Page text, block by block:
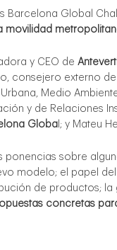
Global
movilidad
y CEO de
, consejero externo de
Medio
y de Relaciones
Globa l; y Mateu
ponencias sobre
modelo; el papel del
de productos;
concretas